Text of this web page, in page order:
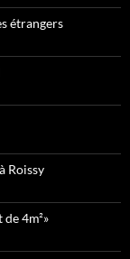
étrangers
Roissy
4m²»